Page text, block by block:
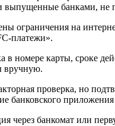
выпущенные банками, не
ограничения на
платежи».
карты, сроке
вручную.
проверка, но
банковского
через банкомат или